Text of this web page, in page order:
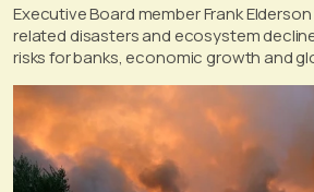
Executive Board member Frank
related disasters and ecosystem
risks for banks, economic growth and